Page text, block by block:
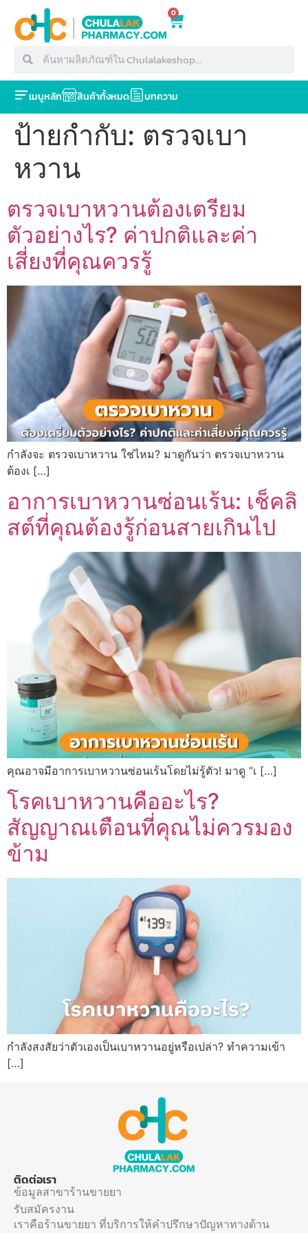
0
เมนูหลัก สินค้าทั้งหมด บทความ
ป้ายกำกับ: ตรวจเบา
หวาน
ตรวจเบาหวานต้องเตรียม
ตัวอย่างไร? ค่าปกติและค่า
เสี่ยงที่คุณควรรู้
กำลังจะ ตรวจเบาหวาน ใช่ไหม? มาดูกันว่า ตรวจเบาหวาน
ต้องเ […]
อาการเบาหวานซ่อนเร้น: เช็คลิ
สต์ที่คุณต้องรู้ก่อนสายเกินไป
คุณอาจมีอาการเบาหวานซ่อนเร้นโดยไม่รู้ตัว! มาดู “เ […]
โรคเบาหวานคืออะไร?
สัญญาณเตือนที่คุณไม่ควรมอง
ข้าม
กำลังสงสัยว่าตัวเองเป็นเบาหวานอยู่หรือเปล่า? ทำความเข้า
[…]
ติดต่อเรา
ข้อมูลสาขาร้านขายยา
รับสมัครงาน
เราคือร้านขายยา ที่บริการให้คำปรึกษาปัญหาทางด้าน